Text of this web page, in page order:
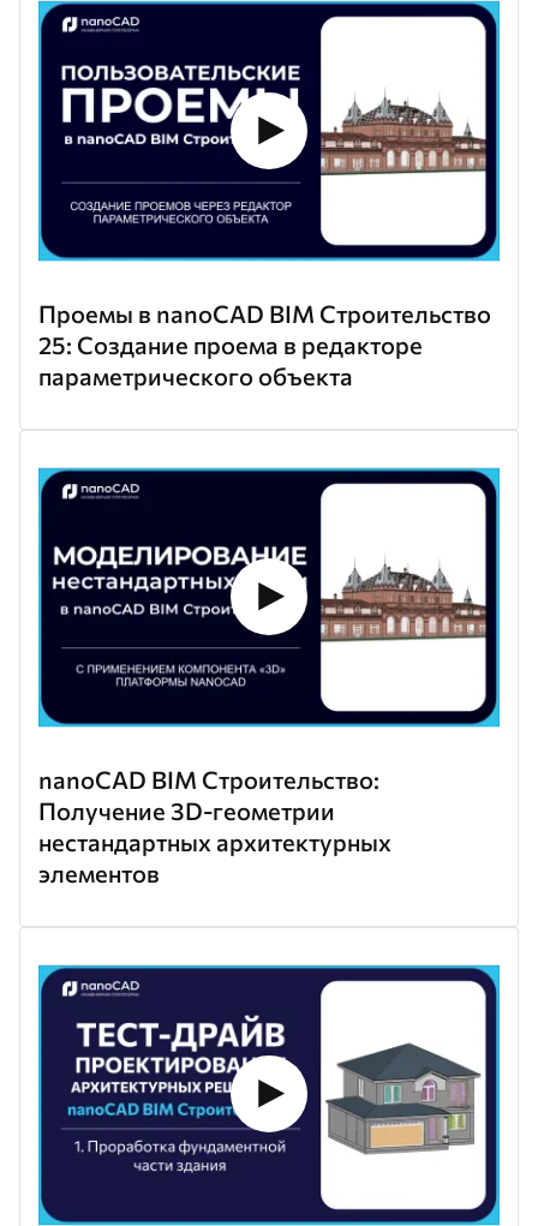
Проемы в nanoCAD BIM Строительство
25: Создание проема в редакторе
параметрического объекта
nanoCAD BIM Строительство:
Получение 3D-геометрии
нестандартных архитектурных
элементов